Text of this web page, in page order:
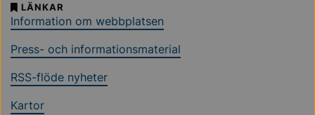
LÄNKAR
Information om webbplatsen
Press- och informationsmaterial
RSS-flöde nyheter
Kartor